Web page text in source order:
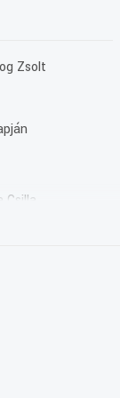
Zsolt
(2000)